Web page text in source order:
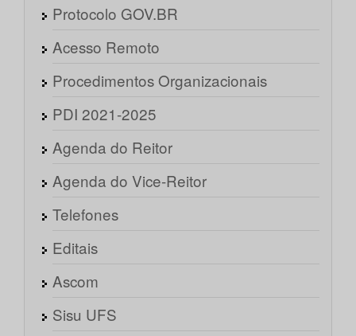
Protocolo GOV.BR
Acesso Remoto
Procedimentos Organizacionais
PDI 2021-2025
Agenda do Reitor
Agenda do Vice-Reitor
Telefones
Editais
Ascom
Sisu UFS